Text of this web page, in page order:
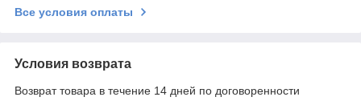
Все условия оплаты
Условия возврата
Возврат товара в течение 14 дней по договоренности